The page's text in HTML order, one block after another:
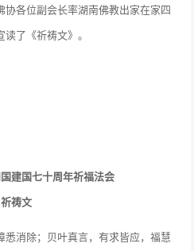
各位副会长率湖南佛教出家在家四
了《祈祷文》。
建国七十周年祈福法会
祈祷文
消除；贝叶真言，有求皆应，福慧